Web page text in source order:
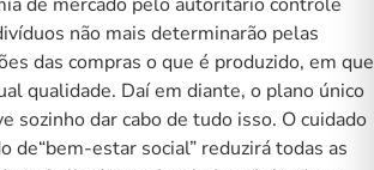
não mais determinarão pelas
das compras o que é produzido, em que
qualidade. Daí em diante, o plano único
sozinho dar cabo de tudo isso. O cuidado
de“bem-estar social” reduzirá todas as